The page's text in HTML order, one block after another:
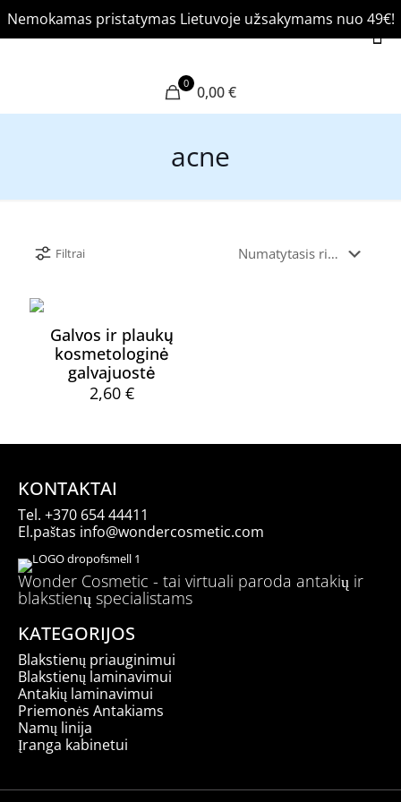
0 0,00 €
acne
Filtrai
Galvos ir plaukų
kosmetologinė
galvajuostė
2,60 €
KONTAKTAI
Tel. +370 654 44411
El.paštas info@wondercosmetic.com
Wonder Cosmetic - tai virtuali paroda antakių ir
blakstienų specialistams
KATEGORIJOS
Blakstienų priauginimui
Blakstienų laminavimui
Antakių laminavimui
Priemonės Antakiams
Namų linija
Įranga kabinetui
Nemokamas pristatymas Lietuvoje užsakymams nuo 49€!